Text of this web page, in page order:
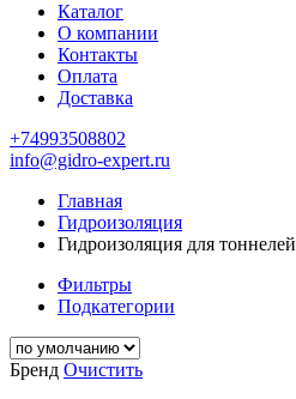
Каталог
О компании
Контакты
Оплата
Доставка
+74993508802
info@gidro-expert.ru
Главная
Гидроизоляция
Гидроизоляция для тоннелей
Фильтры
Подкатегории
Бренд Очистить